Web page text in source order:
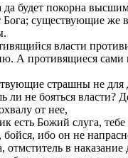
да будет покорна
Бога; существующие же
власти
А противящиеся сами
страшны не для
ли не бояться власти?
от нее,
есть Божий слуга,
бойся, ибо он не
отмститель в